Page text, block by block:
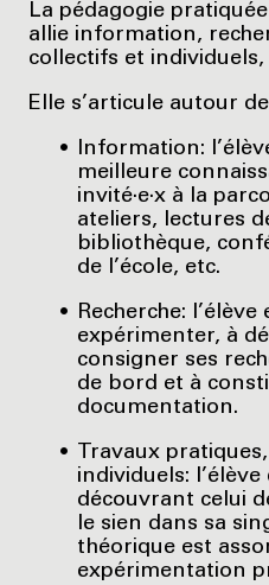
La pédagogie
allie information,
collectifs et
Elle s’articule autour
Information:
meilleure
invité·e·x à la
ateliers, lectures
bibliothèque,
de l’école, etc.
Recherche: l’élève
expérimenter, à
consigner ses
de bord et à
documentation.
Travaux
individuels:
découvrant celui
le sien dans sa
théorique est
expérimentation